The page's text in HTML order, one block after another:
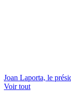
Joan Laporta, le
Voir tout